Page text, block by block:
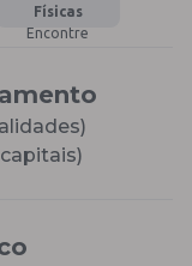
Físicas
Encontre